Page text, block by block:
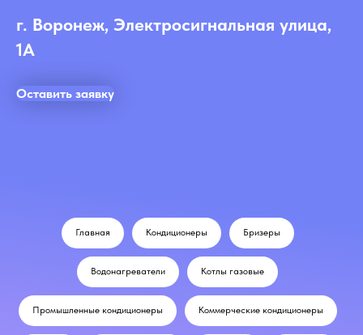
г. Воронеж, Электросигнальная улица,
1А
Оставить заявку
Главная Кондиционеры Бризеры
Водонагреватели Котлы газовые
Промышленные кондиционеры Коммерческие кондиционеры